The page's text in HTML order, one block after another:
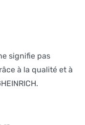
signifie pas
à la qualité et à